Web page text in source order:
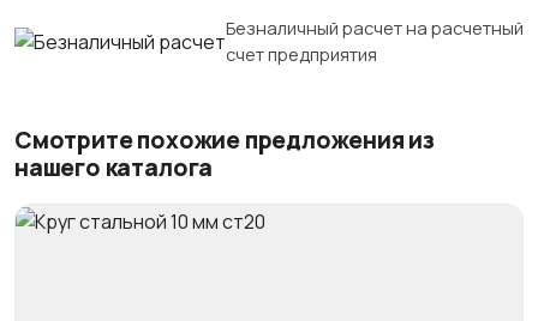
Безналичный расчет на расчетный
счет предприятия
Смотрите похожие предложения из
нашего каталога